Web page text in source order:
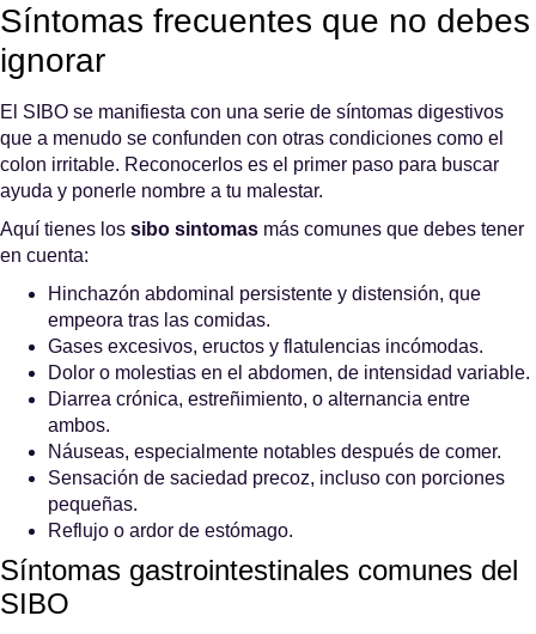
Síntomas frecuentes que no debes
ignorar
El SIBO se manifiesta con una serie de síntomas digestivos
que a menudo se confunden con otras condiciones como el
colon irritable. Reconocerlos es el primer paso para buscar
ayuda y ponerle nombre a tu malestar.
Aquí tienes los sibo sintomas más comunes que debes tener
en cuenta:
Hinchazón abdominal persistente y distensión, que
empeora tras las comidas.
Gases excesivos, eructos y flatulencias incómodas.
Dolor o molestias en el abdomen, de intensidad variable.
Diarrea crónica, estreñimiento, o alternancia entre
ambos.
Náuseas, especialmente notables después de comer.
Sensación de saciedad precoz, incluso con porciones
pequeñas.
Reflujo o ardor de estómago.
Síntomas gastrointestinales comunes del
SIBO